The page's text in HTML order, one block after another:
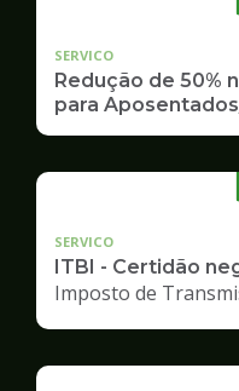
SERVICO
Redução de 50%
para
SERVICO
ITBI - Certidão
Imposto de